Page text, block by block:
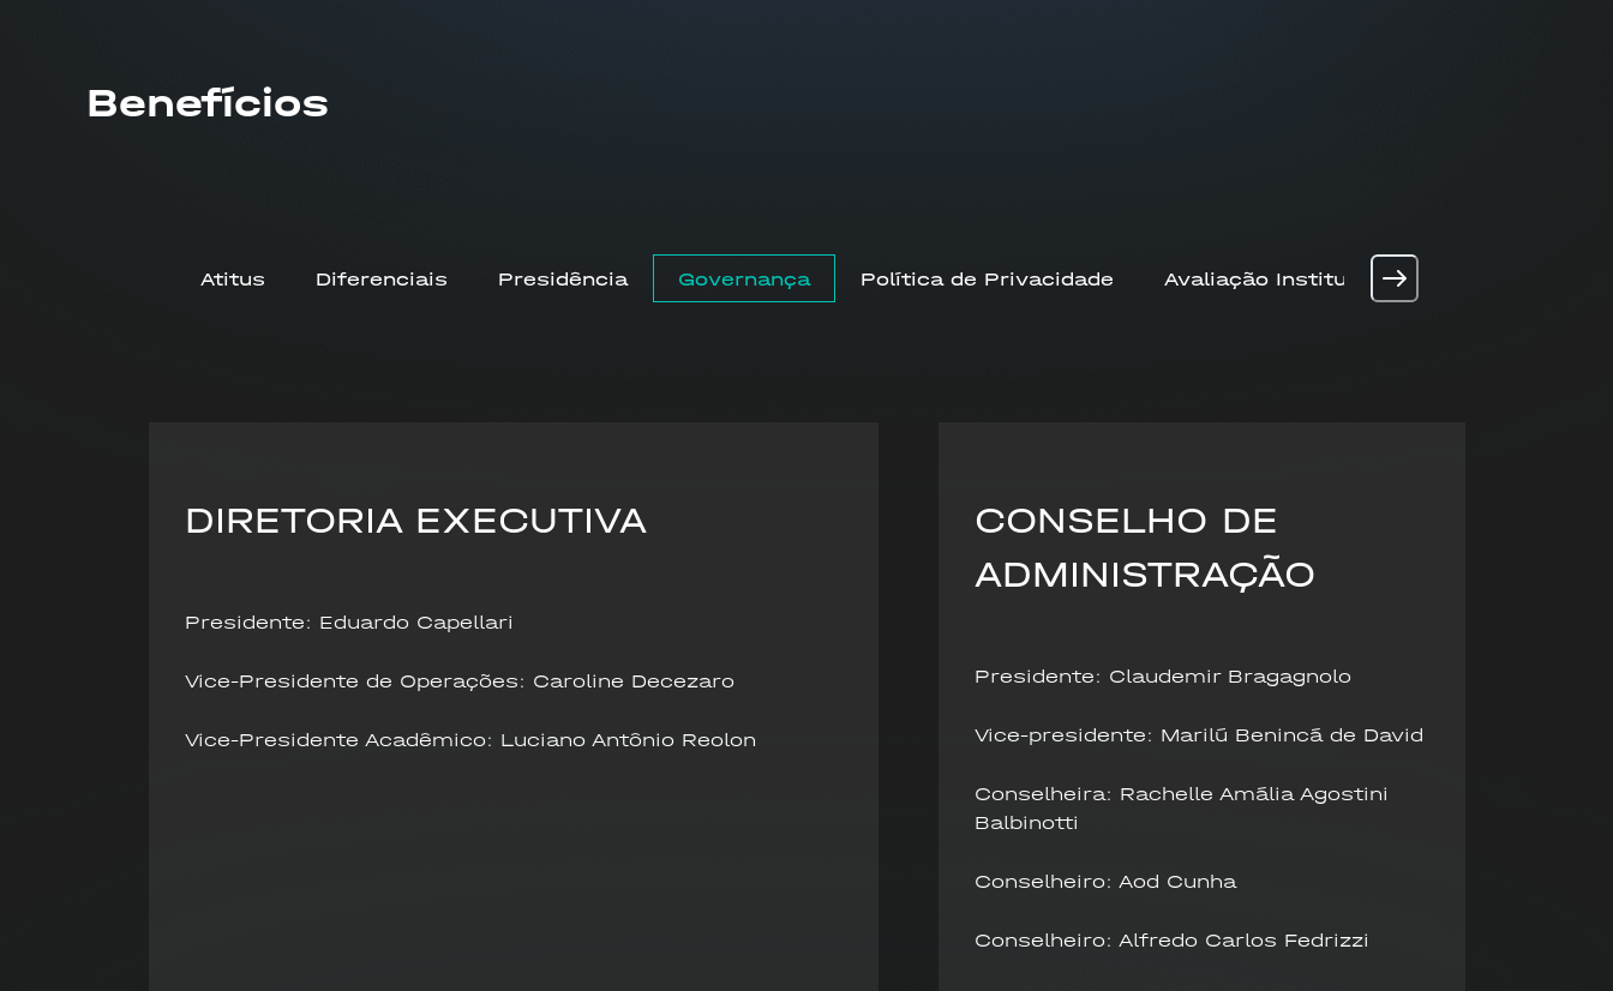
Benefícios
Atitus Diferenciais Presidência Governança Política de Privacidade Avaliação Institucional
DIRETORIA EXECUTIVA
Presidente: Eduardo Capellari
Vice-Presidente de Operações: Caroline Decezaro
Vice-Presidente Acadêmico: Luciano Antônio Reolon
CONSELHO DE
ADMINISTRAÇÃO
Presidente: Claudemir Bragagnolo
Vice-presidente: Marilú Benincá de David
Conselheira: Rachelle Amália Agostini
Balbinotti
Conselheiro: Aod Cunha
Conselheiro: Alfredo Carlos Fedrizzi